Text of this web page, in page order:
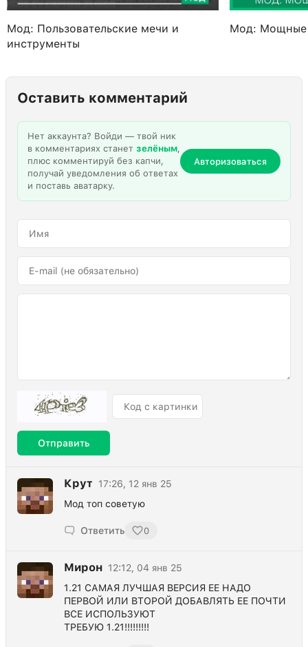
Мод: Пользовательские мечи и
инструменты
Мод: Мощные
Оставить комментарий
Нет аккаунта? Войди — твой ник
в комментариях станет зелёным,
плюс комментируй без капчи,
получай уведомления об ответах
и поставь аватарку.
Авторизоваться
Отправить
Крут
17:26, 12 янв 25
Мод топ советую
Ответить 0
Мирон 12:12, 04 янв 25
1.21 САМАЯ ЛУЧШАЯ ВЕРСИЯ ЕЕ НАДО
ПЕРВОЙ ИЛИ ВТОРОЙ ДОБАВЛЯТЬ ЕЕ ПОЧТИ
ВСЕ ИСПОЛЬЗУЮТ
ТРЕБУЮ 1.21!!!!!!!!!